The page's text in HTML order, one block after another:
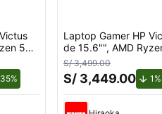
5
35% de descuento.
Laptop Gamer HP
de 15.6"", AMD
7445H, NVIDIA
RTX 3050, 16GB
disco sólido de 512GB,
modelo 15-fb3020la
S/ 3,499.00
S/ 3,449.00 1%